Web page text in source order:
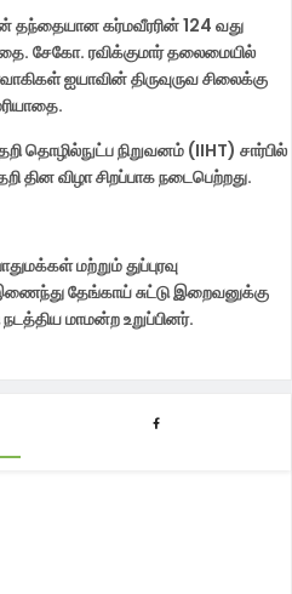
தந்தையான கர்மவீரரின் 124 வது
சேகோ. ரவிக்குமார் தலைமையில்
ஐயாவின் திருவுருவ சிலைக்கு
தொழில்நுட்ப நிறுவனம் (IIHT) சார்பில்
தின விழா சிறப்பாக நடைபெற்றது.
மற்றும் துப்புரவு
தேங்காய் சுட்டு இறைவனுக்கு
நடத்திய மாமன்ற உறுப்பினர்.